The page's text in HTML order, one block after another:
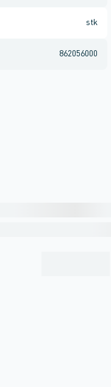
stk
862056000